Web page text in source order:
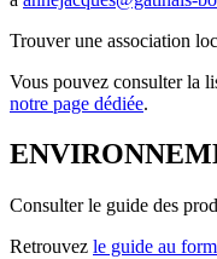
Trouver une association
Vous pouvez consulter la
notre page dédiée.
Consulter le guide des
Retrouvez le guide au